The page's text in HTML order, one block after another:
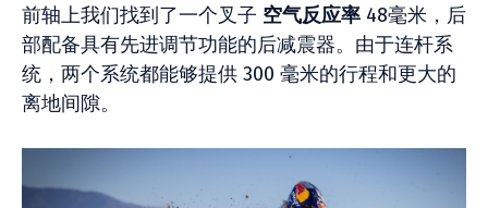
前轴上我们找到了一个叉子 空气反应率 48毫米，后
部配备具有先进调节功能的后减震器。由于连杆系
统，两个系统都能够提供 300 毫米的行程和更大的
离地间隙。